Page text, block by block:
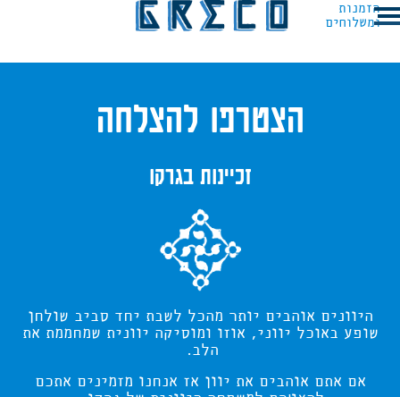
דלג לסרגל הניווט
דלג לתוכן
הזמנות
ומשלוחים
הצטרפו להצלחה
זכיינות בגרקו
היוונים אוהבים יותר מהכל לשבת יחד סביב שולחן
שופע באוכל יווני, אוזו ומוסיקה יוונית שמחממת את
הלב.
אם אתם אוהבים את יוון אז אנחנו מזמינים אתכם